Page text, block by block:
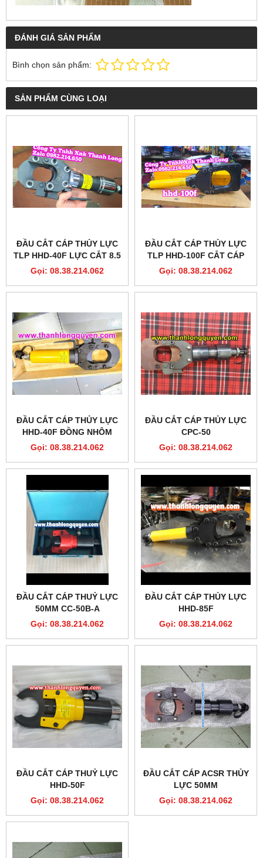
ĐÁNH GIÁ SẢN PHẨM
Bình chọn sản phẩm:
SẢN PHẨM CÙNG LOẠI
ĐẦU CẮT CÁP THỦY LỰC
TLP HHD-40F LỰC CẮT 8.5
TẤN ĐƯỜNG KÍNH 40MM
Gọi: 08.38.214.062
ĐẦU CẮT CÁP THỦY LỰC
TLP HHD-100F CẮT CÁP
ĐIỆN 100MM ĐỒNG NHÔM
Gọi: 08.38.214.062
ĐẦU CẮT CÁP THỦY LỰC
HHD-40F ĐỒNG NHÔM
40MM
Gọi: 08.38.214.062
ĐẦU CẮT CÁP THỦY LỰC
CPC-50
Gọi: 08.38.214.062
ĐẦU CẮT CÁP THUỶ LỰC
50MM CC-50B-A
Gọi: 08.38.214.062
ĐẦU CẮT CÁP THỦY LỰC
HHD-85F
Gọi: 08.38.214.062
ĐẦU CẮT CÁP THUỶ LỰC
HHD-50F
Gọi: 08.38.214.062
ĐẦU CẮT CÁP ACSR THỦY
LỰC 50MM
Gọi: 08.38.214.062